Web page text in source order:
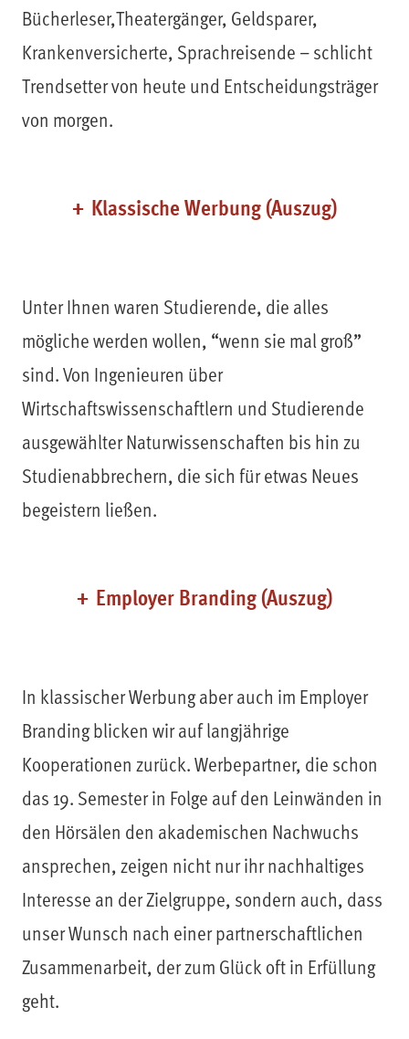
Bücherleser,Theatergänger, Geldsparer,
Krankenversicherte, Sprachreisende – schlicht
Trendsetter von heute und Entscheidungsträger
von morgen.
Klassische Werbung (Auszug)
Unter Ihnen waren Studierende, die alles
mögliche werden wollen, “wenn sie mal groß”
sind. Von Ingenieuren über
Wirtschaftswissenschaftlern und Studierende
ausgewählter Naturwissenschaften bis hin zu
Studienabbrechern, die sich für etwas Neues
begeistern ließen.
Employer Branding (Auszug)
In klassischer Werbung aber auch im Employer
Branding blicken wir auf langjährige
Kooperationen zurück. Werbepartner, die schon
das 19. Semester in Folge auf den Leinwänden in
den Hörsälen den akademischen Nachwuchs
ansprechen, zeigen nicht nur ihr nachhaltiges
Interesse an der Zielgruppe, sondern auch, dass
unser Wunsch nach einer partnerschaftlichen
Zusammenarbeit, der zum Glück oft in Erfüllung
geht.